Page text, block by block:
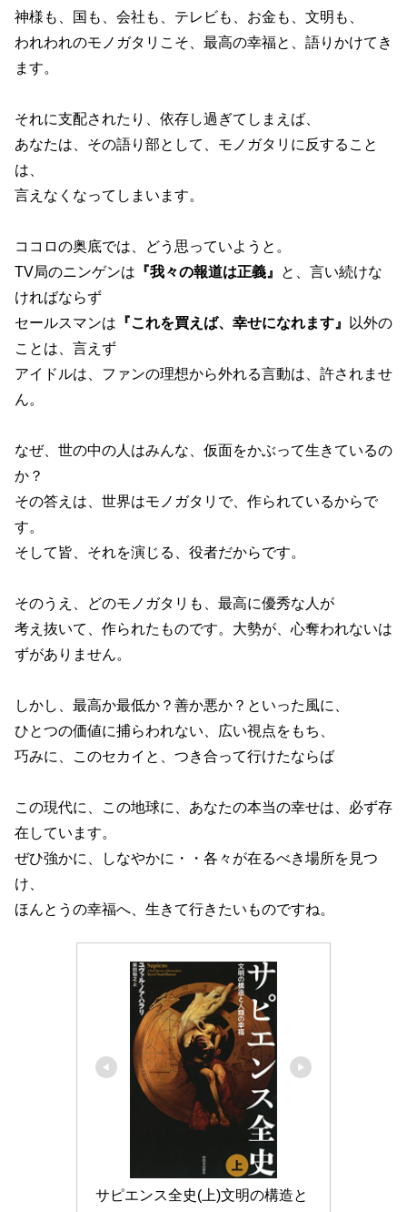
神様も、国も、会社も、テレビも、お金も、文明も、
われわれのモノガタリこそ、最高の幸福と、語りかけてき
ます。
それに支配されたり、依存し過ぎてしまえば、
あなたは、その語り部として、モノガタリに反すること
は、
言えなくなってしまいます。
ココロの奥底では、どう思っていようと。
TV局のニンゲンは 『我々の報道は正義』
と、言い続けな
ければならず
セールスマンは 『これを買えば、幸せになれます』
以外の
ことは、言えず
アイドルは、ファンの理想から外れる言動は、許されませ
ん。
なぜ、世の中の人はみんな、仮面をかぶって生きているの
か？
その答えは、世界はモノガタリで、作られているからで
す。
そして皆、それを演じる、役者だからです。
そのうえ、どのモノガタリも、最高に優秀な人が
考え抜いて、作られたものです。大勢が、心奪われないは
ずがありません。
しかし、最高か最低か？善か悪か？といった風に、
ひとつの価値に捕らわれない、広い視点をもち、
巧みに、このセカイと、つき合って行けたならば
この現代に、この地球に、あなたの本当の幸せは、必ず存
在しています。
ぜひ強かに、しなやかに・・各々が在るべき場所を見つ
け、
ほんとうの幸福へ、生きて行きたいものですね。
サピエンス全史(上)文明の構造と